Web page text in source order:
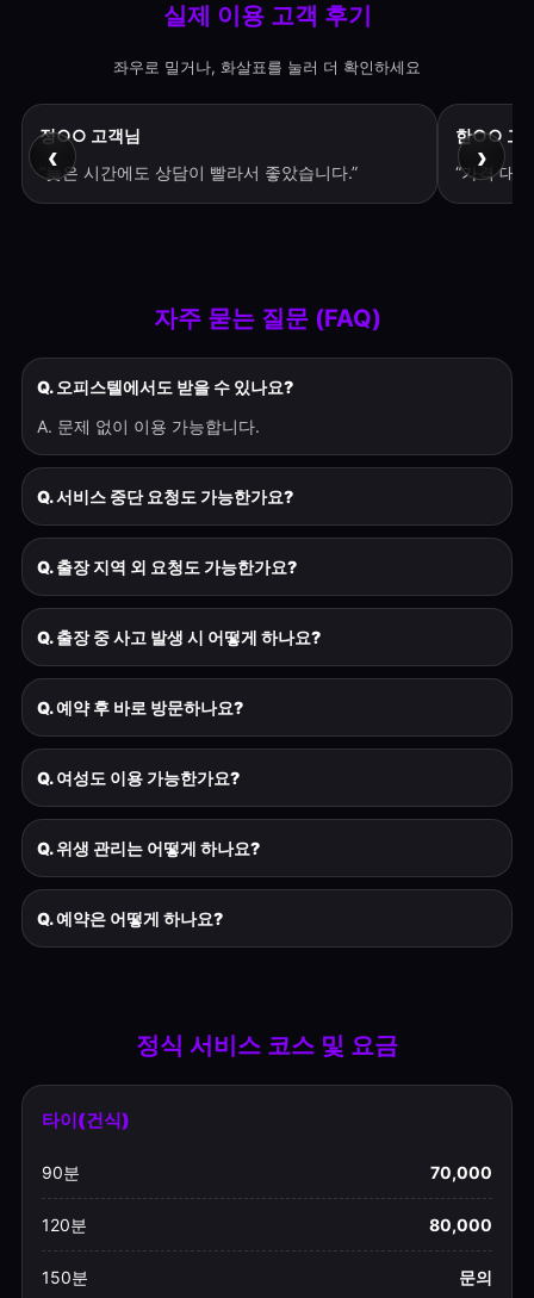
실제 이용 고객 후기
좌우로 밀거나, 화살표를 눌러 더 확인하세요
‹
정○○ 고객님
“늦은 시간에도 상담이 빨라서 좋았습니다.”
한○○ 고
“가격 대
›
자주 묻는 질문 (FAQ)
Q. 오피스텔에서도 받을 수 있나요?
A. 문제 없이 이용 가능합니다.
Q. 서비스 중단 요청도 가능한가요?
Q. 출장 지역 외 요청도 가능한가요?
Q. 출장 중 사고 발생 시 어떻게 하나요?
Q. 예약 후 바로 방문하나요?
Q. 여성도 이용 가능한가요?
Q. 위생 관리는 어떻게 하나요?
Q. 예약은 어떻게 하나요?
정식 서비스 코스 및 요금
타이(건식)
90분 70,000
120분 80,000
150분 문의